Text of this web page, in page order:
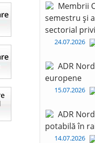
Membrii
semestru și
sectorial
24.07.2026
ADR
europene
15.07.2026
ADR
potabilă în
14.07.2026